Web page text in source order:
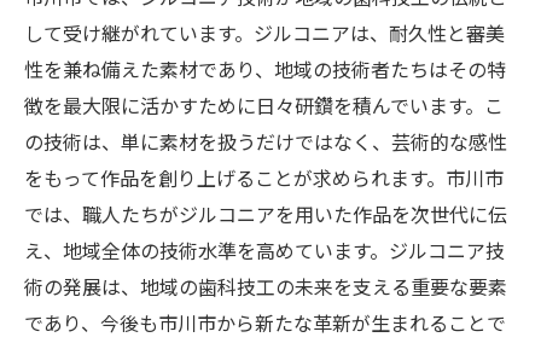
して受け継がれています。ジルコニアは、耐久性と審美
性を兼ね備えた素材であり、地域の技術者たちはその特
徴を最大限に活かすために日々研鑽を積んでいます。こ
の技術は、単に素材を扱うだけではなく、芸術的な感性
をもって作品を創り上げることが求められます。市川市
では、職人たちがジルコニアを用いた作品を次世代に伝
え、地域全体の技術水準を高めています。ジルコニア技
術の発展は、地域の歯科技工の未来を支える重要な要素
であり、今後も市川市から新たな革新が生まれることで